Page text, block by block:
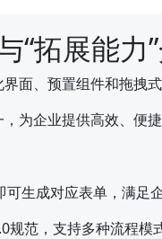
“拓展能力
面、预置组件和拖拽
为企业提供高效、便捷
生成对应表单，满足
范，支持多种流程模